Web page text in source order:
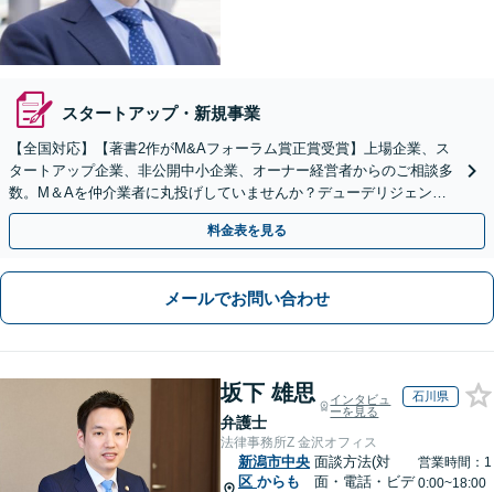
スタートアップ・新規事業
【全国対応】【著書2作がM&Aフォーラム賞正賞受賞】上場企業、ス
タートアップ企業、非公開中小企業、オーナー経営者からのご相談多
数。M＆Aを仲介業者に丸投げしていませんか？デューデリジェンス
や契約書作成・交渉はお任せください【初回無料】
料金表を見る
メールでお問い合わせ
坂下 雄思
弁護士
インタビュ
ーを見る
石川県
法律事務所Z 金沢オフィス
新潟市中央
区 からも
面談方法(対
面・電話・ビデ
営業時間：1
0:00~18:00